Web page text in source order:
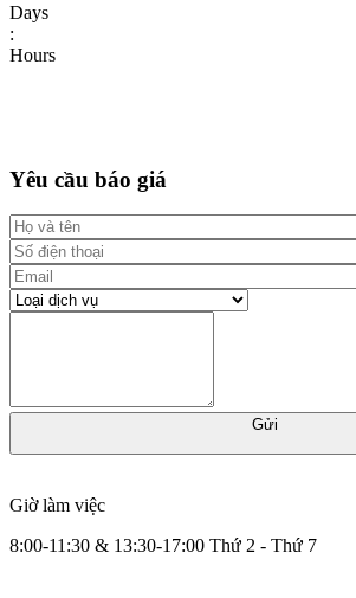
Days
:
Hours
Yêu cầu báo giá
Gửi
Giờ làm việc
8:00-11:30 & 13:30-17:00 Thứ 2 - Thứ 7